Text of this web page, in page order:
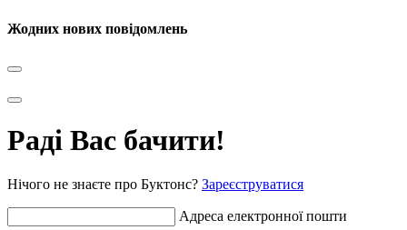
Жодних нових повідомлень
Раді Вас бачити!
Нічого не знаєте про Буктонс? Зареєструватися
Адреса електронної пошти